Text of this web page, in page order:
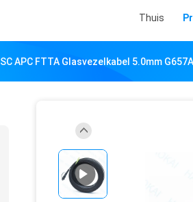
Thuis
SC APC FTTA Glasvezelkabel 5.0mm